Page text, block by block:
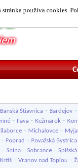
stránka používa cookies.
Banská Štiavnica - Bardejov -
- Ilava - Kežmarok -
- Michalovce -
- Poprad - Považská Bystrica
- Snina - Sobrance -
- Vranov nad Topľou -